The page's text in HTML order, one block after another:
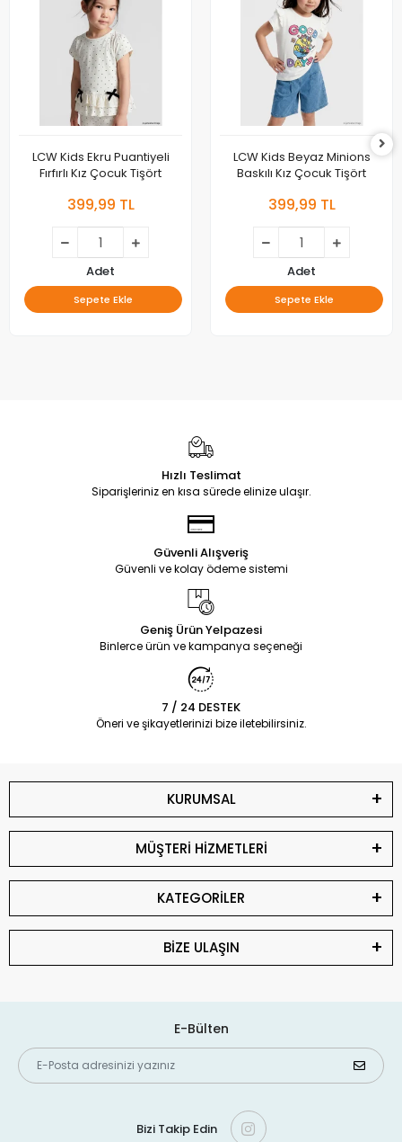
LCW Kids Ekru Puantiyeli
Fırfırlı Kız Çocuk Tişört
399,99 TL
Adet
Sepete Ekle
LCW Kids Beyaz Minions
Baskılı Kız Çocuk Tişört
399,99 TL
Adet
Sepete Ekle
Hızlı Teslimat
Siparişleriniz en kısa sürede elinize ulaşır.
Güvenli Alışveriş
Güvenli ve kolay ödeme sistemi
Geniş Ürün Yelpazesi
Binlerce ürün ve kampanya seçeneği
7 / 24 DESTEK
Öneri ve şikayetlerinizi bize iletebilirsiniz.
KURUMSAL
MÜŞTERİ HİZMETLERİ
KATEGORİLER
BİZE ULAŞIN
E-Bülten
Bizi Takip Edin